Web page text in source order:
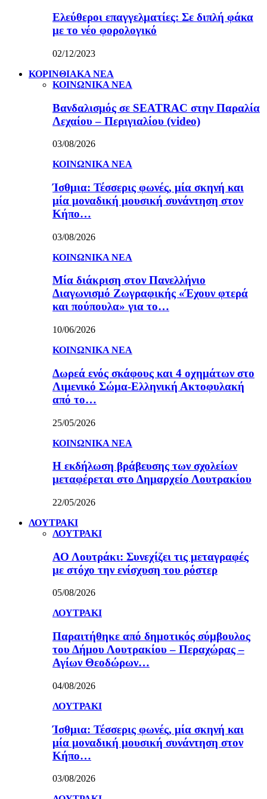
Ελεύθεροι επαγγελματίες: Σε διπλή φάκα
με το νέο φορολογικό
02/12/2023
ΚΟΡΙΝΘΙΑΚΑ ΝΕΑ
ΚΟΙΝΩΝΙΚΑ ΝΕΑ
Βανδαλισμός σε SEATRAC στην Παραλία
Λεχαίου – Περιγιαλίου (video)
03/08/2026
ΚΟΙΝΩΝΙΚΑ ΝΕΑ
Ίσθμια: Τέσσερις φωνές, μία σκηνή και
μία μοναδική μουσική συνάντηση στον
Κήπο…
03/08/2026
ΚΟΙΝΩΝΙΚΑ ΝΕΑ
Μία διάκριση στον Πανελλήνιο
Διαγωνισμό Ζωγραφικής «Έχουν φτερά
και πούπουλα» για το…
10/06/2026
ΚΟΙΝΩΝΙΚΑ ΝΕΑ
Δωρεά ενός σκάφους και 4 οχημάτων στο
Λιμενικό Σώμα-Ελληνική Ακτοφυλακή
από το…
25/05/2026
ΚΟΙΝΩΝΙΚΑ ΝΕΑ
Η εκδήλωση βράβευσης των σχολείων
μεταφέρεται στο Δημαρχείο Λουτρακίου
22/05/2026
ΛΟΥΤΡΑΚΙ
ΛΟΥΤΡΑΚΙ
ΑΟ Λουτράκι: Συνεχίζει τις μεταγραφές
με στόχο την ενίσχυση του ρόστερ
05/08/2026
ΛΟΥΤΡΑΚΙ
Παραιτήθηκε από δημοτικός σύμβουλος
του Δήμου Λουτρακίου – Περαχώρας –
Αγίων Θεοδώρων…
04/08/2026
ΛΟΥΤΡΑΚΙ
Ίσθμια: Τέσσερις φωνές, μία σκηνή και
μία μοναδική μουσική συνάντηση στον
Κήπο…
03/08/2026